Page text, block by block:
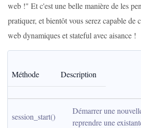
web !" Et c'est une belle manière de les
pratiquer, et bientôt vous serez capable de
web dynamiques et stateful avec aisance !
Méthode Description
session_start()
Démarrer une
reprendre une